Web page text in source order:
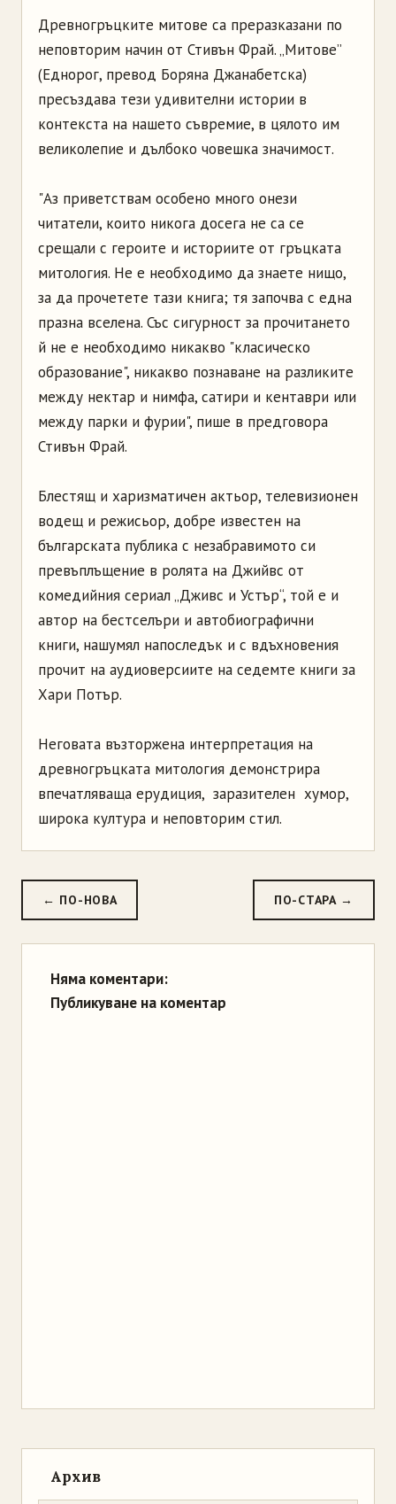
Древногръцките митове са преразказани по
неповторим начин от Стивън Фрай. „Митове”
(Еднорог, превод Боряна Джанабетска)
пресъздава тези удивителни истории в
контекста на нашето съвремие, в цялото им
великолепие и дълбоко човешка значимост.
"Аз приветствам особено много онези
читатели, които никога досега не са се
срещали с героите и историите от гръцката
митология. Не е необходимо да знаете нищо,
за да прочетете тази книга; тя започва с една
празна вселена. Със сигурност за прочитането
й не е необходимо никакво "класическо
образование", никакво познаване на разликите
между нектар и нимфа, сатири и кентаври или
между парки и фурии", пише в предговора
Стивън Фрай.
Блестящ и харизматичен актьор, телевизионен
водещ и режисьор, добре известен на
българската публика с незабравимото си
превъплъщение в ролята на Джийвс от
комедийния сериал „Дживс и Устър“, той е и
автор на бестселъри и автобиографични
книги, нашумял напоследък и с вдъхновения
прочит на аудиоверсиите на седемте книги за
Хари Потър.
Неговата възторжена интерпретация на
древногръцката митология демонстрира
впечатляваща ерудиция, заразителен хумор,
широка култура и неповторим стил.
← ПО-НОВА ПО-СТАРА →
Няма коментари:
Публикуване на коментар
Архив